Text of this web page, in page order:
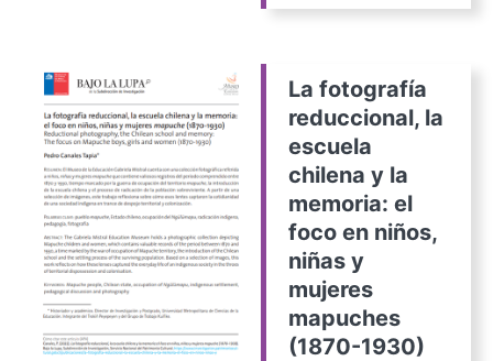
La fotografía
reduccional, la
escuela
chilena y la
memoria: el
foco en niños,
niñas y
mujeres
mapuches
(1870-1930)